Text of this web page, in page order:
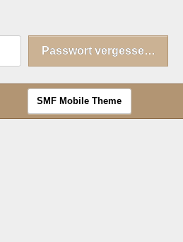
Passwort vergessen?
SMF Mobile Theme